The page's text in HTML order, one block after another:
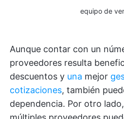
equipo de
Aunque contar con un
proveedores resulta
descuentos y una mejor
cotizaciones, también
dependencia. Por otro